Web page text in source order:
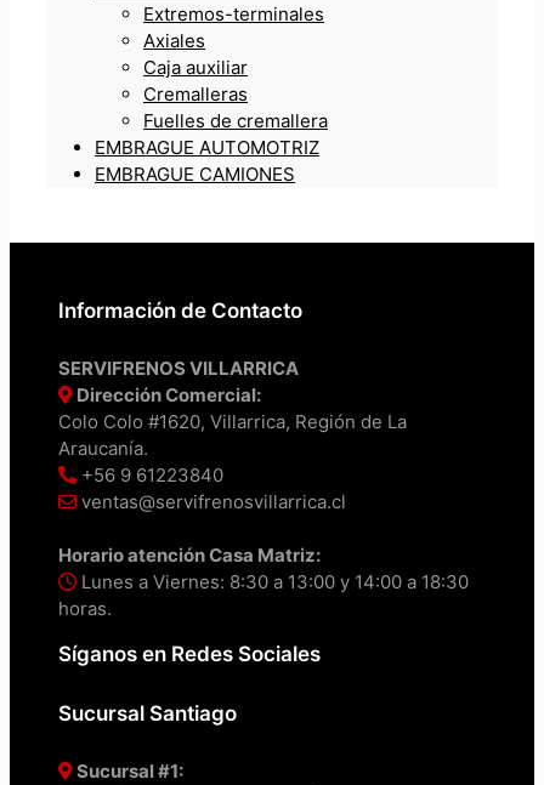
Extremos-terminales
Axiales
Caja auxiliar
Cremalleras
Fuelles de cremallera
EMBRAGUE AUTOMOTRIZ
EMBRAGUE CAMIONES
Información de Contacto
SERVIFRENOS VILLARRICA
Dirección Comercial:
Colo Colo #1620, Villarrica, Región de La
Araucanía.
+56 9 61223840
ventas@servifrenosvillarrica.cl
Horario atención Casa Matriz:
Lunes a Viernes: 8:30 a 13:00 y 14:00 a 18:30
horas.
Síganos en Redes Sociales
Sucursal Santiago
Sucursal #1: